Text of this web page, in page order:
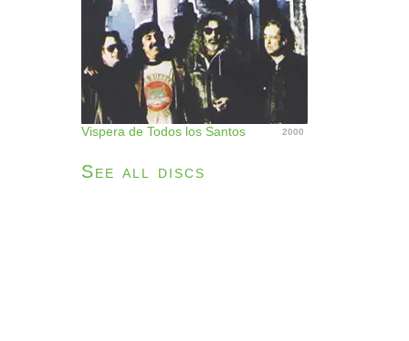
Vispera de Todos los Santos 2000
See all discs